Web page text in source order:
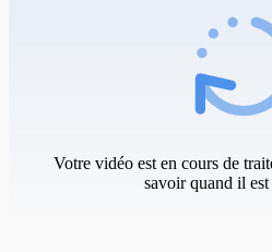
Votre vidéo est en cours de
savoir quand il